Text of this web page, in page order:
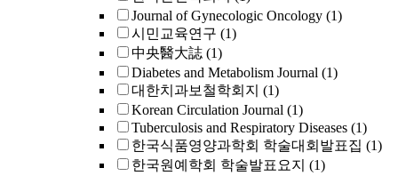
Journal of Gynecologic Oncology (1)
시민교육연구 (1)
中央醫大誌 (1)
Diabetes and Metabolism Journal (1)
대한치과보철학회지 (1)
Korean Circulation Journal (1)
Tuberculosis and Respiratory Diseases (1)
한국식품영양과학회 학술대회발표집 (1)
한국원예학회 학술발표요지 (1)